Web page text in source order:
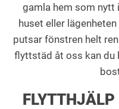
gamla hem som nytt
huset eller
putsar fönstren helt
flyttstäd åt oss kan du
FLYTTHJÄLP